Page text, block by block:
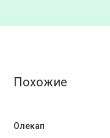
Похожие
Олекап